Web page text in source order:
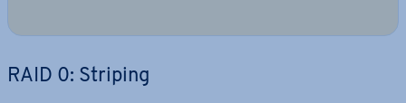
RAID 0: Striping